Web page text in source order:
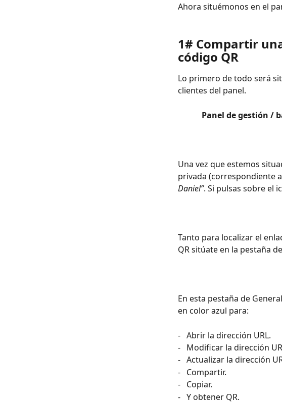
Ahora situémonos en el
1# Compartir
código QR
Lo primero de todo será
clientes del panel.
Panel de gestión /
Una vez que estemos
privada (correspondiente
Daniel”. Si pulsas sobre el
Tanto para localizar el
QR sitúate en la pestaña de
En esta pestaña de
en color azul para:
-   Abrir la dirección URL.
-   Modificar la dirección
-   Actualizar la dirección
-   Compartir.
-   Copiar.
-   Y obtener QR.